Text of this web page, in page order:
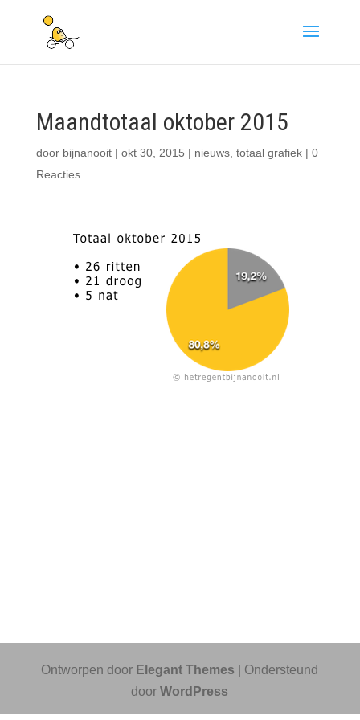
Maandtotaal oktober 2015
door bijnanooit| okt 30, 2015 | nieuws, totaal grafiek| 0
Reacties
Ontworpen door Elegant Themes | Ondersteund
doorWordPress